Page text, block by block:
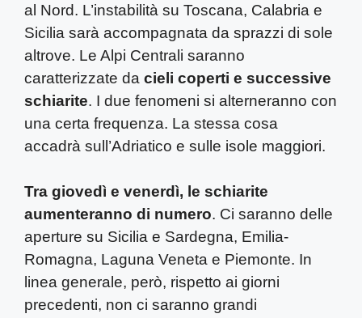
al Nord. L’instabilità su Toscana, Calabria e
Sicilia sarà accompagnata da sprazzi di sole
altrove. Le Alpi Centrali saranno
caratterizzate da cieli coperti e successive
schiarite. I due fenomeni si alterneranno con
una certa frequenza. La stessa cosa
accadrà sull’Adriatico e sulle isole maggiori.
Tra giovedì e venerdì, le schiarite
aumenteranno di numero. Ci saranno delle
aperture su Sicilia e Sardegna, Emilia-
Romagna, Laguna Veneta e Piemonte. In
linea generale, però, rispetto ai giorni
precedenti, non ci saranno grandi